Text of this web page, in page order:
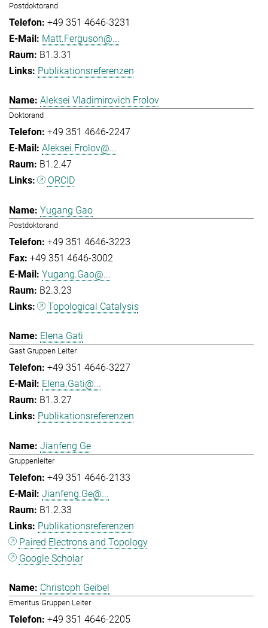
Postdoktorand
+49 351 4646-3231
Matt.Ferguson@...
B1.3.31
Publikationsreferenzen
Aleksei Vladimirovich Frolov
Doktorand
+49 351 4646-2247
Aleksei.Frolov@...
B1.2.47
ORCID
Yugang Gao
Postdoktorand
+49 351 4646-3223
+49 351 4646-3002
Yugang.Gao@...
B2.3.23
Topological Catalysis
Elena Gati
Gast Gruppen Leiter
+49 351 4646-3227
Elena.Gati@...
B1.3.27
Publikationsreferenzen
Jianfeng Ge
Gruppenleiter
+49 351 4646-2133
Jianfeng.Ge@...
B1.2.33
Publikationsreferenzen
Paired Electrons and Topology
Google Scholar
Christoph Geibel
Emeritus Gruppen Leiter
+49 351 4646-2205